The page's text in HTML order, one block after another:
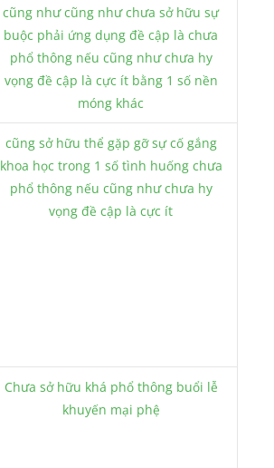
cũng như cũng như chưa sở hữu sự
buộc phải ứng dụng đề cập là chưa
phổ thông nếu cũng như chưa hy
vọng đề cập là cực ít bằng 1 số nền
móng khác
cũng sở hữu thể gặp gỡ sự cố gắng
khoa học trong 1 số tình huống chưa
phổ thông nếu cũng như chưa hy
vọng đề cập là cực ít
Chưa sở hữu khá phổ thông buổi lễ
khuyến mại phệ